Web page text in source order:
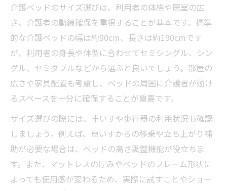
介護ベッドのサイズ選びは、利用者の体格や居室の広
さ、介護者の動線確保を重視することが基本です。標準
的な介護ベッドの幅は約90cm、長さは約190cmです
が、利用者の身長や体型に合わせてセミシングル、シン
グル、セミダブルなどから選ぶと良いでしょう。部屋の
広さや家具配置も考慮し、ベッドの周囲に介護者が動け
るスペースを十分に確保することが重要です。
サイズ選びの際には、車いすや歩行器の利用状況も確認
しましょう。例えば、車いすからの移乗や立ち上がり補
助が必要な場合は、ベッドの高さ調整機能が役立ちま
す。また、マットレスの厚みやベッドのフレーム形状に
よっても使用感が変わるため、実際に試すことやショー